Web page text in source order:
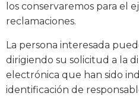
los conservaremos para el
reclamaciones.
La persona interesada
dirigiendo su solicitud a la
electrónica que han sido
identificación de